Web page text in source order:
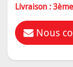
Livraison :
Nous